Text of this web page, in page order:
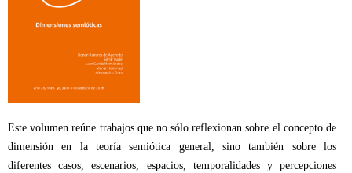
Este volumen reúne trabajos que no sólo reflexionan sobre el concepto de
dimensión en la teoría semiótica general, sino también sobre los
diferentes casos, escenarios, espacios, temporalidades y percepciones